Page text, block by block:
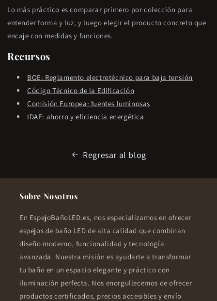
Lo más práctico es comparar primero por colección para
entender forma y luz, y luego elegir el producto concreto que
encaje con medidas y funciones.
Recursos
BOE: Reglamento electrotécnico para baja tensión
Código Técnico de la Edificación
Comisión Europea: fuentes luminosas
IDAE: ahorro y eficiencia energética
Regresar al blog
Sobre Nosotros
En EspejoBañoLED.es, nos especializamos en ofrecer
espejos de baño LED de alta calidad que combinan
diseño moderno, funcionalidad y tecnología
avanzada. Nuestra misión es ayudarte a transformar
tu baño en un espacio elegante y práctico con
iluminación perfecta. Nos enorgullecemos de ofrecer
productos certificados, precios accesibles y envío